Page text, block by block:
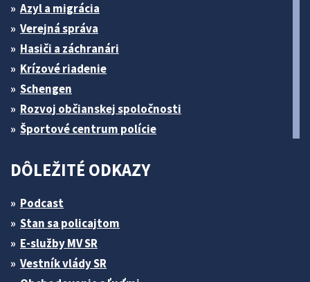
Azyl a migrácia
Verejná správa
Hasiči a záchranári
Krízové riadenie
Schengen
Rozvoj občianskej spoločnosti
Športové centrum polície
DÔLEŽITÉ ODKAZY
Podcast
Stan sa policajtom
E-služby MV SR
Vestník vlády SR